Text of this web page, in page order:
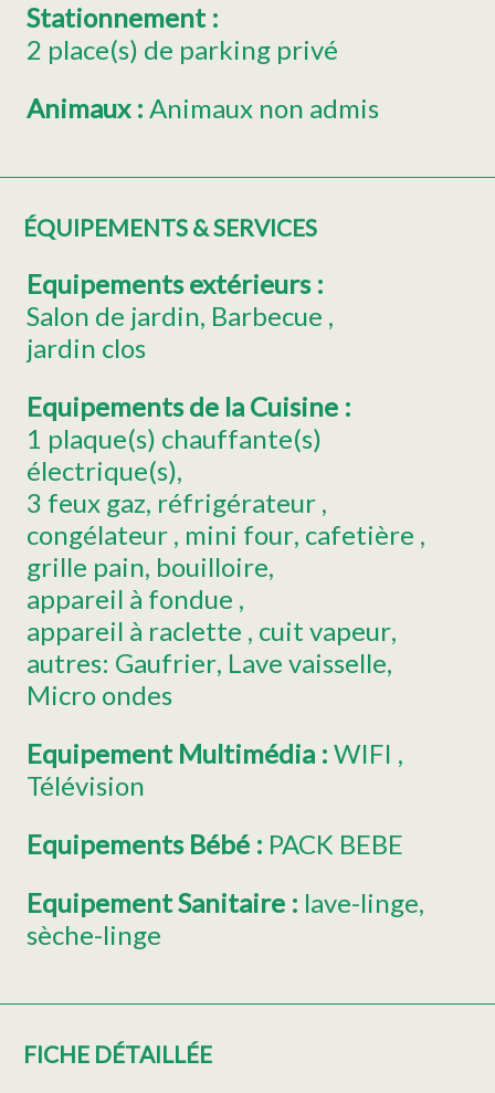
Stationnement :
2 place(s) de parking privé
Animaux : Animaux non admis
ÉQUIPEMENTS & SERVICES
Equipements extérieurs :
Salon de jardin Barbecue
jardin clos
Equipements de la Cuisine :
1 plaque(s) chauffante(s)
électrique(s)
3 feux gaz réfrigérateur
congélateur mini four cafetière
grille pain bouilloire
appareil à fondue
appareil à raclette cuit vapeur
autres: Gaufrier Lave vaisselle
Micro ondes
Equipement Multimédia : WIFI
Télévision
Equipements Bébé : PACK BEBE
Equipement Sanitaire : lave-linge
sèche-linge
FICHE DÉTAILLÉE